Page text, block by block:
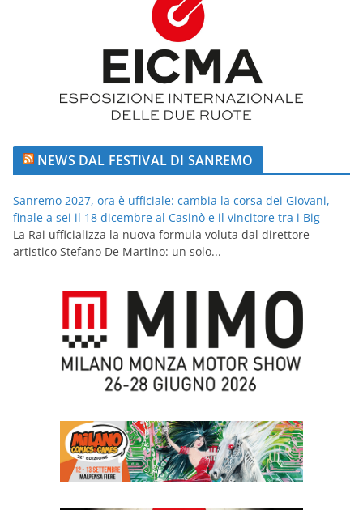
NEWS DAL FESTIVAL DI SANREMO
Sanremo 2027, ora è ufficiale: cambia la corsa dei Giovani,
finale a sei il 18 dicembre al Casinò e il vincitore tra i Big
La Rai ufficializza la nuova formula voluta dal direttore
artistico Stefano De Martino: un solo...